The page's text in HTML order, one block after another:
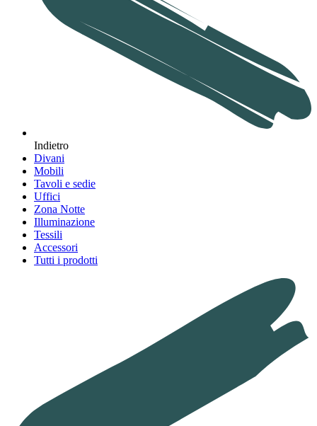
Indietro
Divani
Mobili
Tavoli e sedie
Uffici
Zona Notte
Illuminazione
Tessili
Accessori
Tutti i prodotti